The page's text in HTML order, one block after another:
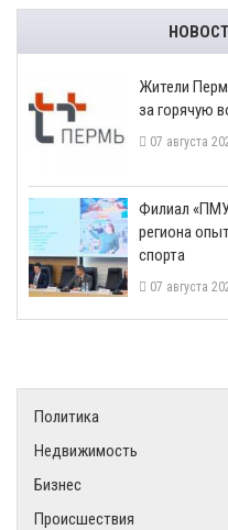
​Жители
за горячую
07 августа
​Филиал
региона
спорта
07 августа
Политика
Недвижимость
Бизнес
Происшествия